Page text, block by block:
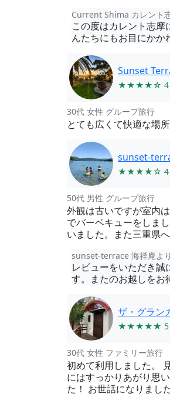
Current Shima カレント
この度はカレント志
んたちにもお目にかか
Sunset
★★★★☆ 4
30代 女性 グループ旅行
とても広くて快適な場所
sunset-
★★★★☆ 4
50代 男性 グループ旅行
外観は古いですが室内
でバーベキューをしま
いました。また三重県
sunset-terrace 海祥庵より
レビューをいただき
す。またのお越しをお
ザ・グラン
★★★★★ 5
30代 女性 ファミリー旅行
初めて利用しました。
にはすっかりあがり思
た！ お世話になりまし